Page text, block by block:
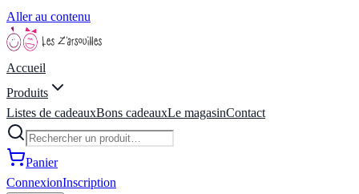
Aller au contenu
Accueil
Produits
Listes de cadeauxBons cadeauxLe magasinContact
Panier
ConnexionInscription